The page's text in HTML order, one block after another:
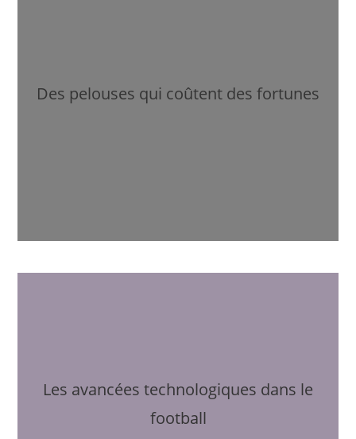
Des pelouses qui coûtent des fortunes
Les avancées technologiques dans le
football